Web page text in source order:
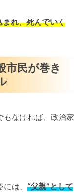
まれ、死んでいく
市民が巻き
もなければ、政治家
は、 “父親”として